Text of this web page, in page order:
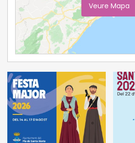
Veure Mapa